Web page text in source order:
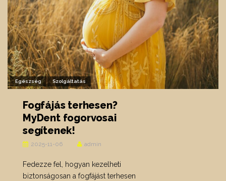
Egészség Szolgáltatás
Fogfájás terhesen?
MyDent fogorvosai
segítenek!
2025-11-06 admin
Fedezze fel, hogyan kezelheti
biztonságosan a fogfájást terhesen